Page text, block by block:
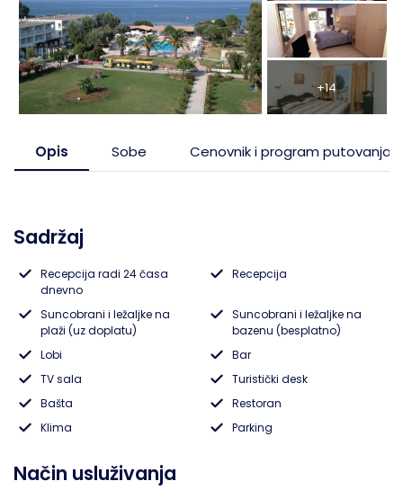
+14
Opis Sobe Cenovnik i program putovanja
Sadržaj
Recepcija radi 24 časa
dnevno
Recepcija
Suncobrani i ležaljke na
plaži (uz doplatu)
Suncobrani i ležaljke na
bazenu (besplatno)
Lobi
Bar
TV sala
Turistički desk
Bašta
Restoran
Klima
Parking
Način usluživanja
Pefkohori- Glarokavos
Possidi
Solunska regija
Evia, ostrvo
Jonska obala
Ribarska Banja
Banja Vrujci
Gamzigradska Banja
Vranjska Banja
Ivanjica
Vrnjačka banja
Topola
Tumane